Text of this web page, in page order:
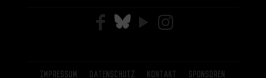
Impressum Datenschutz Kontakt Sponsoren